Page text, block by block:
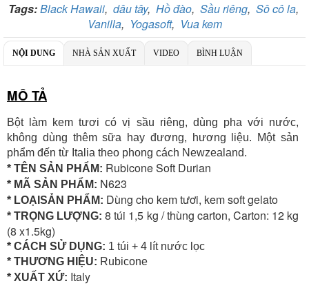
Ngân hàng TMCP Việt Nam Thịnh Vượng
Chi nhánh:
Chi nhánh VBbank Hà Nội
Chủ TK:
Nguyễn Văn Tuấn
Số TK:
222 899 001
Tags:Black Hawaii, dâu tây, Hồ đào, Sầu riêng, Sô cô la,
Vanilla, Yogasoft, Vua kem
NỘI DUNG NHÀ SẢN XUẤT VIDEO BÌNH LUẬN
MÔ TẢ
Bột làm kem tươi có vị sầu riêng, dùng pha với nước,
không dùng thêm sữa hay đương, hương liệu. Một sản
phẩm đến từ Italia theo phong cách Newzealand.
* TÊN SẢN PHẨM: Rubicone Soft Durian
* MÃ SẢN PHẨM: N623
* LOẠISẢN PHẨM: Dùng cho kem tươi, kem soft gelato
* TRỌNG LƯỢNG:8 túi 1,5 kg / thùng carton, Carton: 12 kg
(8 x1.5kg)
* CÁCH SỬ DỤNG: 1 túi + 4 lít nước lọc
* THƯƠNG HIỆU: Rubicone
* XUẤT XỨ: Italy